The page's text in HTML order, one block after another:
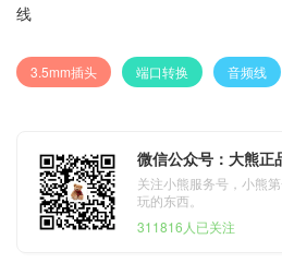
线
3.5mm插头 端口转换 音频线
微信公众号：大熊正
关注小熊服务号，小熊
玩的东西。
311816人已关注